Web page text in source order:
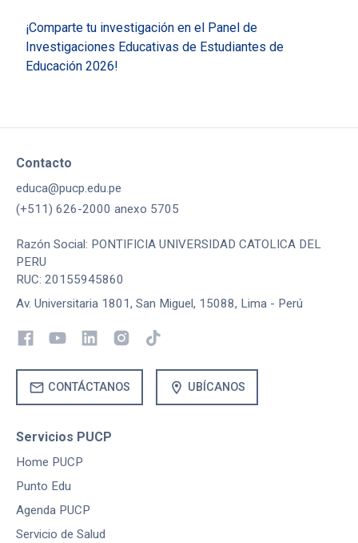
¡Comparte tu investigación en el Panel de
Investigaciones Educativas de Estudiantes de
Educación 2026!
Contacto
educa@pucp.edu.pe
(+511) 626-2000 anexo 5705
Razón Social: PONTIFICIA UNIVERSIDAD CATOLICA DEL
PERU
RUC: 20155945860
Av. Universitaria 1801, San Miguel, 15088, Lima - Perú
mail CONTÁCTANOS location_on UBÍCANOS
Servicios PUCP
Home PUCP
Punto Edu
Agenda PUCP
Servicio de Salud